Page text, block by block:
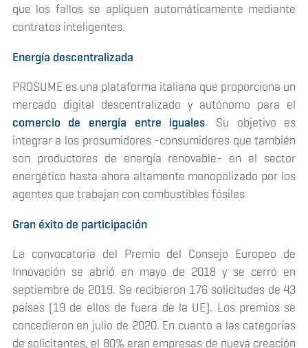
que los fallos se apliquen automáticamente mediante
contratos inteligentes.
Energía descentralizada
PROSUME es una plataforma italiana que proporciona un
mercado digital descentralizado y autónomo para el
comercio de energía entre iguales. Su objetivo es
integrar a los prosumidores -consumidores que también
son productores de energía renovable- en el sector
energético hasta ahora altamente monopolizado por los
agentes que trabajan con combustibles fósiles
Gran éxito de participación
La convocatoria del Premio del Consejo Europeo de
Innovación se abrió en mayo de 2018 y se cerró en
septiembre de 2019. Se recibieron 176 solicitudes de 43
países (19 de ellos de fuera de la UE). Los premios se
concedieron en julio de 2020. En cuanto a las categorías
de solicitantes, el 80% eran empresas de nueva creación